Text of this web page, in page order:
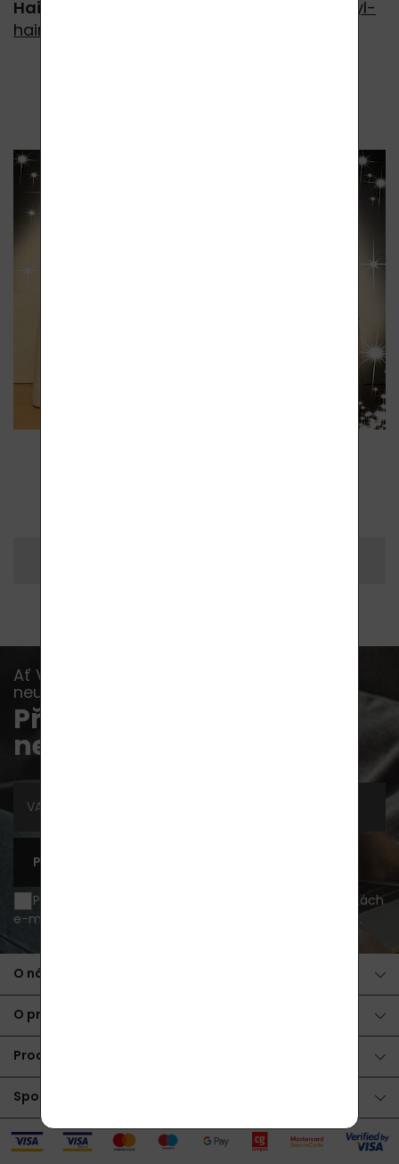
Hair
https://www.lavycosmetics.com/solvyl-
hair-200-ml
Ať Vám již žádná akce, novinka nebo rada
neunikne...
Přihlaste se k odběru
newsletterů
PŘIHLÁSIT SE K ODBĚRU
Přeji si být informován o novinkách a akčních nabídkách
e-mailem a souhlasím se
.
O nákupu
O produktech
Produkty
Spolupráce